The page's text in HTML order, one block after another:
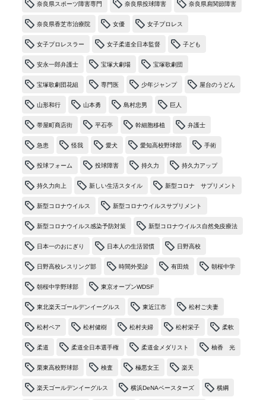
奈良県スポーツ障害専門 奈良県投球障害 奈良県肩関節障害
奈良県香芝市治療院 女優 女子プロレス
女子プロレスラー 女子柔道全日本監督 子ども
安永一郎弁護士 宝塚大劇場 宝塚歌劇団
宝塚歌劇団花組 専門医 少年ジャンプ 屋台のうどん
山形和行 山本勇 島村忠男 巨人
帯屋町商店街 平石亭 幹細胞移植 弁護士
急患 怪我 愛犬 愛知高校野球部 手術
投球フォーム 投球障害 持久力 持久力アップ
持久力向上 新しい生活スタイル 新型コロナ サプリメント
新型コロナウイルス 新型コロナウイルスサプリメント
新型コロナウイルス感染予防対策 新型コロナウイルス自然免疫療法
日本一のおにぎり 日本人の生活習慣 日野高校
日野高校レスリング部 時間外受診 有田焼 朝桜中学
朝桜中学野球部 東京オープンWDSF
東北楽天ゴールデンイーグルス 東近江市 松村ご夫妻
松村ペア 松村健樹 松村夫婦 松村栄子 柔軟
柔道 柔道全日本選手権 柔道金メダリスト 柚香 光
栗東高校野球部 検査 極悪女王 楽天
楽天ゴールデンイーグルス 横浜DeNAベースターズ 横綱